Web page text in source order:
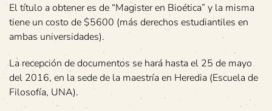
El título a obtener es de “Magister en Bioética” y la misma
tiene un costo de $5600 (más derechos estudiantiles en
ambas universidades).
La recepción de documentos se hará hasta el 25 de mayo
del 2016, en la sede de la maestría en Heredia (Escuela de
Filosofía, UNA).